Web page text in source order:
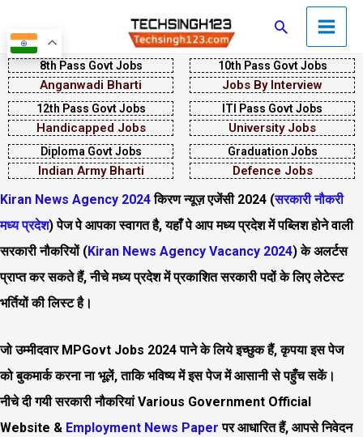
to
content
SearchMain
Menu
8th Pass Govt Jobs
Anganwadi Bharti
10th Pass Govt Jobs
Jobs By Interview
12th Pass Govt Jobs
Handicapped Jobs
ITI Pass Govt Jobs
University Jobs
Diploma Govt Jobs
Indian Army Bharti
Graduation Jobs
Defence Jobs
Kiran News Agency 2024किरण न्यूज़ एजेंसी 2024 (सरकारी नौकरी
मध्य प्रदेश) पेज पे आपका स्वागत है, यहाँ पे आप मध्य प्रदेश में पब्लिश होने वाली
सरकारी नौकरियों (Kiran News Agency Vacancy 2024) के अलर्टस
प्राप्त कर सकते हैं, नीचे मध्य प्रदेश में प्रकाशित सरकारी पदों के लिए लेटेस्ट
भर्तियों की लिस्ट है।
जो उम्मीदवार MPGovt Jobs 2024पाने के लिये इच्छुक हैं, कृपया इस पेज
को बुकमार्क करना ना भूलें, ताकि भविष्य में इस पेज में आसानी से पहुँच सकें।
नीचे दी गयी सरकारी नौकरियां Various Government Official
Website & Employment News Paper पर आधारित हैं, आपसे निवेदन